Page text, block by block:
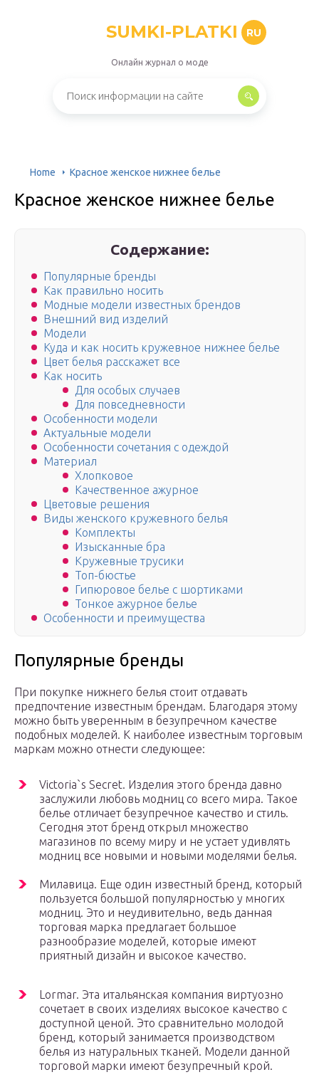
SUMKI-PLATKI RU
Онлайн журнал о моде
Home Красное женское нижнее белье
Красное женское нижнее белье
Содержание:
Популярные бренды
Как правильно носить
Модные модели известных брендов
Внешний вид изделий
Модели
Куда и как носить кружевное нижнее белье
Цвет белья расскажет все
Как носить
Для особых случаев
Для повседневности
Особенности модели
Актуальные модели
Особенности сочетания с одеждой
Материал
Хлопковое
Качественное ажурное
Цветовые решения
Виды женского кружевного белья
Комплекты
Изысканные бра
Кружевные трусики
Топ-бюстье
Гипюровое белье с шортиками
Тонкое ажурное белье
Особенности и преимущества
Популярные бренды
При покупке нижнего белья стоит отдавать
предпочтение известным брендам. Благодаря этому
можно быть уверенным в безупречном качестве
подобных моделей. К наиболее известным торговым
маркам можно отнести следующее:
Victoria`s Secret. Изделия этого бренда давно
заслужили любовь модниц со всего мира. Такое
белье отличает безупречное качество и стиль.
Сегодня этот бренд открыл множество
магазинов по всему миру и не устает удивлять
модниц все новыми и новыми моделями белья.
Милавица. Еще один известный бренд, который
пользуется большой популярностью у многих
модниц. Это и неудивительно, ведь данная
торговая марка предлагает большое
разнообразие моделей, которые имеют
приятный дизайн и высокое качество.
Lormar. Эта итальянская компания виртуозно
сочетает в своих изделиях высокое качество с
доступной ценой. Это сравнительно молодой
бренд, который занимается производством
белья из натуральных тканей. Модели данной
торговой марки имеют безупречный крой.